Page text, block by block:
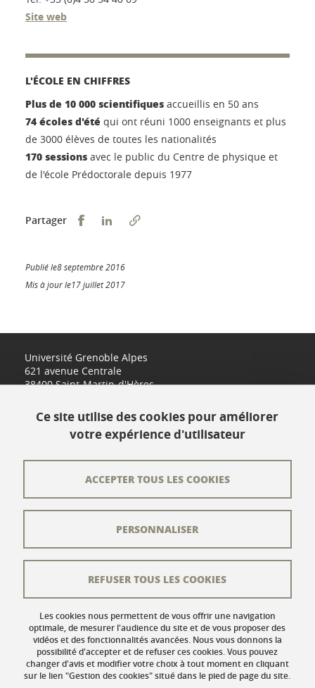
Site web
L'ÉCOLE EN CHIFFRES
Plus de 10 000 scientifiques accueillis en 50 ans
74 écoles d'été qui ont réuni 1000 enseignants et plus
de 3000 élèves de toutes les nationalités
170 sessions avec le public du Centre de physique et
de l'école Prédoctorale depuis 1977
Partager Partager sur Facebook
Partager sur LinkedIn
Publié le8 septembre 2016
Mis à jour le17 juillet 2017
Université Grenoble Alpes
621 avenue Centrale
38400 Saint-Martin-d'Hères
L'équipe éditoriale
Crédits
Mentions légales
Données personnelles
Gestion des cookies
Accessibilité : non conforme
Ce site utilise des cookies pour améliorer
votre expérience d'utilisateur
Les cookies nous permettent de vous offrir une navigation
optimale, de mesurer l'audience du site et de vous proposer des
vidéos et des fonctionnalités avancées. Nous vous donnons la
possibilité d'accepter et de refuser ces cookies. Vous pouvez
changer d'avis et modifier votre choix à tout moment en cliquant
sur le lien "Gestion des cookies" situé dans le pied de page du site.
ACCEPTER TOUS LES COOKIES
REFUSER TOUS LES COOKIES
PERSONNALISER